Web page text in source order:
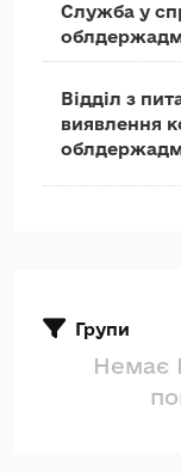
Служба у
Відділ з
виявлення
Групи
Немає